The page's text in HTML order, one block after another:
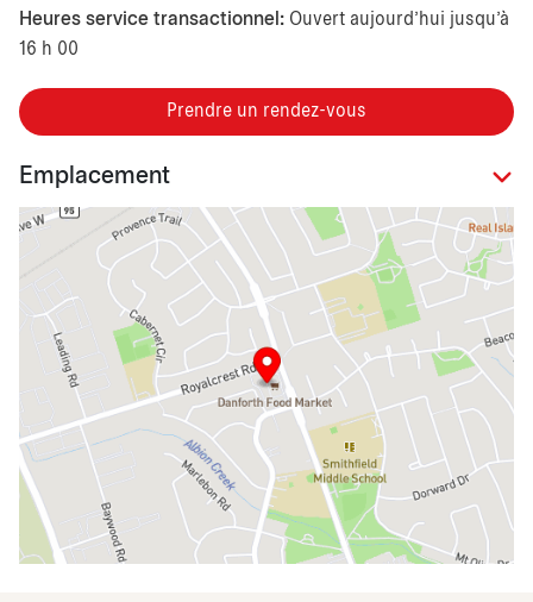
Heures service transactionnel: Ouvert aujourd’hui jusqu'à
16 h 00
Prendre un rendez-vous
Emplacement